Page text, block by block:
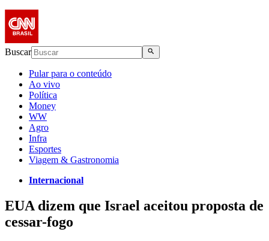
Buscar
Pular para o conteúdo
Ao vivo
Política
Money
WW
Agro
Infra
Esportes
Viagem & Gastronomia
Internacional
EUA dizem que Israel aceitou proposta de
cessar-fogo